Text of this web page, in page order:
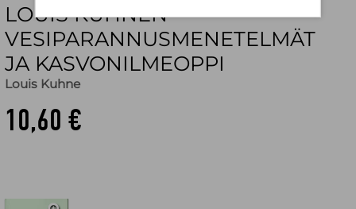
LOUIS KUHNEN
VESIPARANNUSMENETELMÄT
JA KASVONILMEOPPI
Louis Kuhne
10,60 €